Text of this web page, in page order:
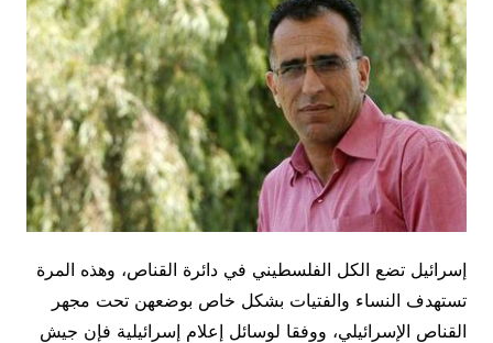
إسرائيل تضع الكل الفلسطيني في دائرة القناص، وهذه المرة
تستهدف النساء والفتيات بشكل خاص بوضعهن تحت مجهر
القناص الإسرائيلي، ووفقا لوسائل إعلام إسرائيلية فإن جيش